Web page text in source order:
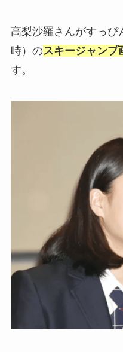
高梨沙羅さんがすっぴ
時）のスキージャンプ
す。